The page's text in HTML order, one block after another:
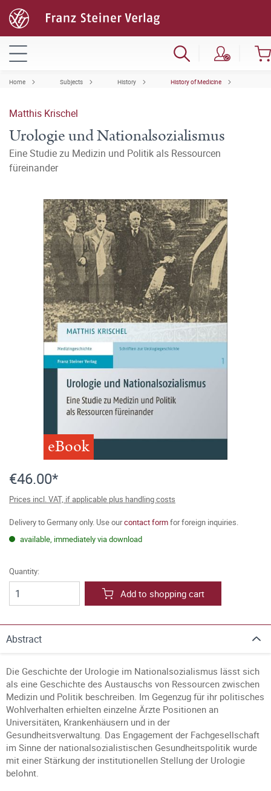
Home Subjects History History of Medicine
Matthis Krischel
Urologie und Nationalsozialismus
Eine Studie zu Medizin und Politik als Ressourcen
füreinander
eBook
€46.00*
Prices incl. VAT, if applicable plus handling costs
Delivery to Germany only. Use ourcontact formfor foreign inquiries.
available, immediately via download
Quantity:
Add to shopping cart
Abstract
Die Geschichte der Urologie im Nationalsozialismus lässt sich
als eine Geschichte des Austauschs von Ressourcen zwischen
Medizin und Politik beschreiben. Im Gegenzug für ihr politisches
Wohlverhalten erhielten einzelne Ärzte Positionen an
Universitäten, Krankenhäusern und in der
Gesundheitsverwaltung. Das Engagement der Fachgesellschaft
im Sinne der nationalsozialistischen Gesundheitspolitik wurde
mit einer Stärkung der institutionellen Stellung der Urologie
belohnt.